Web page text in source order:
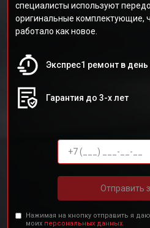
специалисты используют
оригинальные комплектующие,
работало как новое.
Экспрес1 ремонт в
Гарантия до 3-х лет
Отправить
Нажимая на кнопку отправить я
моих персональных данных.